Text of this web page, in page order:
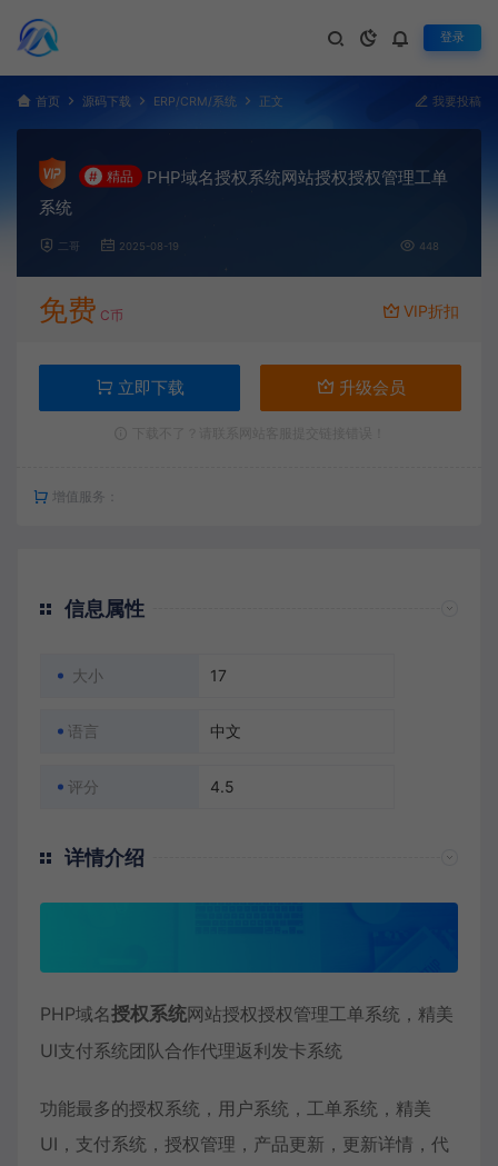
登录
首页 源码下载 ERP/CRM/系统 正文 我要投稿
# 精品
PHP域名授权系统网站授权授权管理工单
系统
二哥 2025-08-19 448
免费 C币 VIP折扣
立即下载 升级会员
增值服务：
信息属性
大小 17
语言 中文
评分 4.5
详情介绍
PHP域名授权系统网站授权授权管理工单系统，精美
UI支付系统团队合作代理返利发卡系统
功能最多的授权系统，用户系统，工单系统，精美
UI，支付系统，授权管理，产品更新，更新详情，代